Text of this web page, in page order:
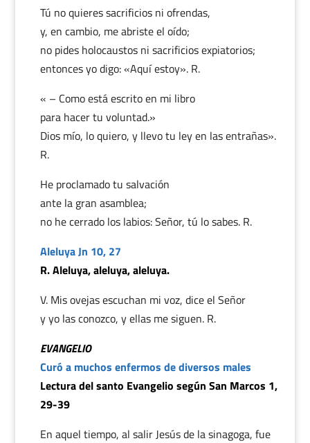
Tú no quieres sacrificios ni ofrendas,
y, en cambio, me abriste el oído;
no pides holocaustos ni sacrificios expiatorios;
entonces yo digo: «Aquí estoy». R.
« – Como está escrito en mi libro
para hacer tu voluntad.»
Dios mío, lo quiero, y llevo tu ley en las entrañas».
R.
He proclamado tu salvación
ante la gran asamblea;
no he cerrado los labios: Señor, tú lo sabes. R.
Aleluya Jn 10, 27
R. Aleluya, aleluya, aleluya.
V. Mis ovejas escuchan mi voz, dice el Señor
y yo las conozco, y ellas me siguen. R.
EVANGELIO
Curó a muchos enfermos de diversos males
Lectura del santo Evangelio según San Marcos 1,
29-39
En aquel tiempo, al salir Jesús de la sinagoga, fue